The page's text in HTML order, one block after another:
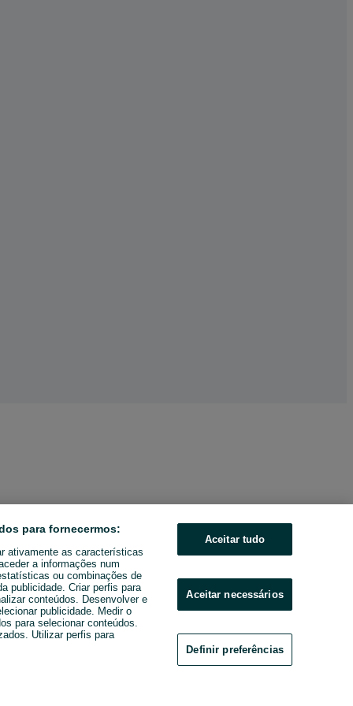
para fornecermos:
ativamente as características
a informações num
ou combinações de
publicidade. Criar perfis para
conteúdos. Desenvolver e
publicidade. Medir o
para selecionar conteúdos.
Utilizar perfis para
Aceitar tudo
Aceitar necessários
Definir preferências